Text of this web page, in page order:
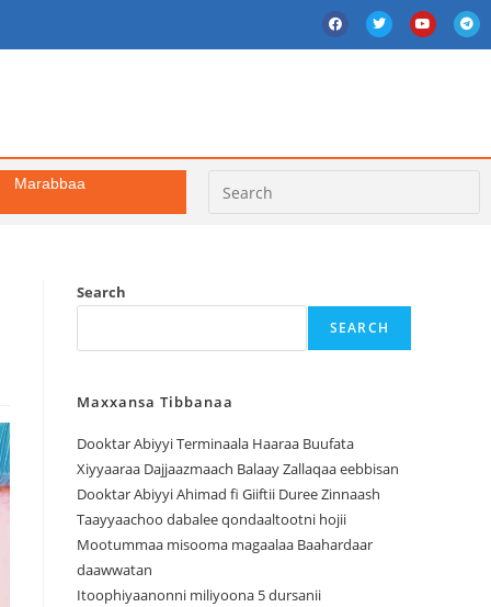
Marabbaa
Search
SEARCH
Maxxansa Tibbanaa
Dooktar Abiyyi Terminaala Haaraa Buufata
Xiyyaaraa Dajjaazmaach Balaay Zallaqaa eebbisan
Dooktar Abiyyi Ahimad fi Giiftii Duree Zinnaash
Taayyaachoo dabalee qondaaltootni hojii
Mootummaa misooma magaalaa Baahardaar
daawwatan
Itoophiyaanonni miliyoona 5 dursanii